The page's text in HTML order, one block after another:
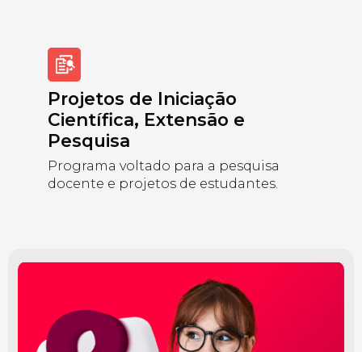
Projetos de Iniciação
Científica, Extensão e
Pesquisa
Programa voltado para a pesquisa
docente e projetos de estudantes.